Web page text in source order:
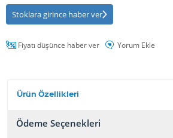
Stoklara girince haber ver
Fiyatı düşünce haber ver Yorum Ekle
Ürün Özellikleri
Ödeme Seçenekleri